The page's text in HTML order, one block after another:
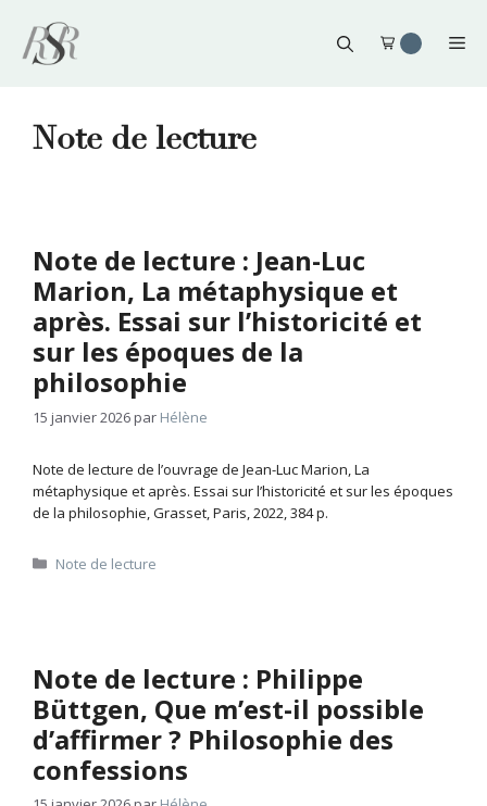
contenu
Note de lecture
Note de lecture : Jean-Luc
Marion, La métaphysique et
après. Essai sur l’historicité et
sur les époques de la
philosophie
15 janvier 2026par Hélène
Note de lecture de l’ouvrage de Jean-Luc Marion, La
métaphysique et après. Essai sur l’historicité et sur les époques
de la philosophie, Grasset, Paris, 2022, 384 p.
Catégories
Note de lecture
Note de lecture : Philippe
Büttgen, Que m’est-il possible
d’affirmer ? Philosophie des
confessions